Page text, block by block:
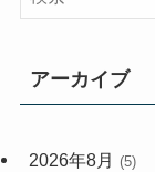
(33)
アーカイブ
2026年8月 (5)